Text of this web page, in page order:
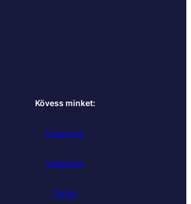
Kövess minket:
Facebook
Instagram
TikTok